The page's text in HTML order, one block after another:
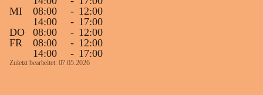
MI
08:00 - 12:00
14:00
- 17:00
DO
08:00 - 12:00
FR
08:00 - 12:00
14:00
- 17:00
Zuletzt bearbeitet: 07.05.2026